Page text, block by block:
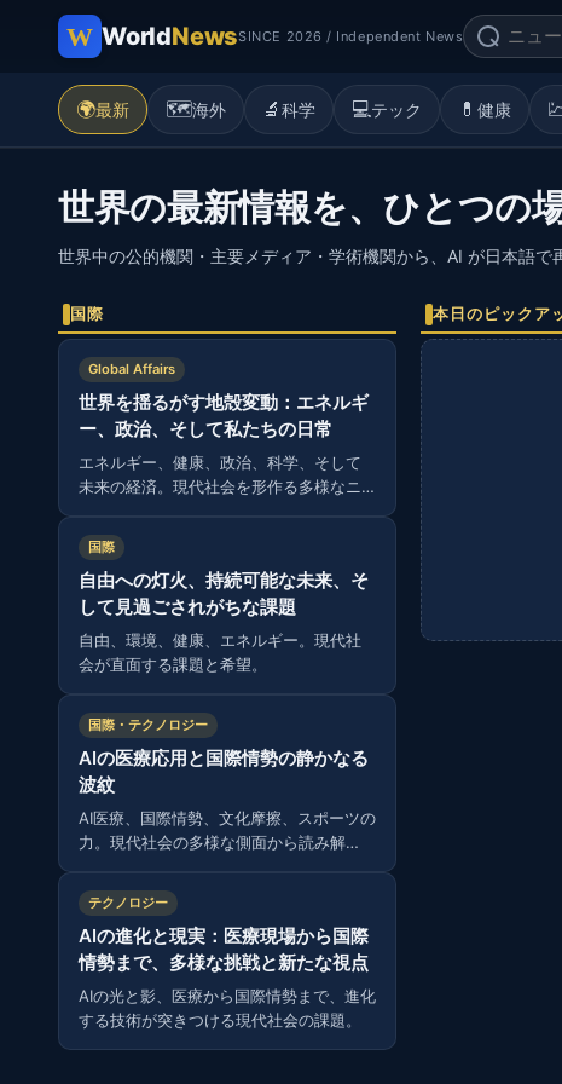
WorldNewsSINCE 2026 / Independent News
🌍最新 🗺️海外 🔬 科学 💻テック 💊 健康
世界の最新情報を、ひとつの場
世界中の公的機関・主要メディア・学術機関から、AI が日本語で
国際
Global Affairs
世界を揺るがす地殻変動：エネルギ
ー、政治、そして私たちの日常
エネルギー、健康、政治、科学、そして
未来の経済。現代社会を形作る多様なニ
点。
国際
自由への灯火、持続可能な未来、そ
して見過ごされがちな課題
自由、環境、健康、エネルギー。現代社
会が直面する課題と希望。
国際・テクノロジー
AIの医療応用と国際情勢の静かなる
波紋
AI医療、国際情勢、文化摩擦、スポーツの
力。現代社会の多様な側面から読み解
テクノロジー
AIの進化と現実：医療現場から国際
情勢まで、多様な挑戦と新たな視点
AIの光と影、医療から国際情勢まで、進化
する技術が突きつける現代社会の課題。
本日のピックア